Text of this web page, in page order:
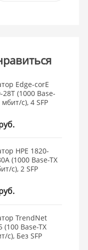
Edge-corE
28T (1000 Base-
с), 4 SFP
HPE 1820-
(1000 Base-TX
с), 2 SFP
TrendNet
(100 Base-TX
с), Без SFP